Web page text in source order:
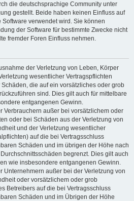
die deutschsprachige Community unter
gestellt. Beide haben keinen Einfluss auf
Software verwendet wird. Sie können
der Software für bestimmte Zwecke nicht
fremder Foren Einfluss nehmen.
der Verletzung von Leben, Körper
wesentlicher Vertragspflichten
die auf ein vorsätzliches oder grob
sind. Dies gilt auch für mittelbare
entgangenen Gewinn.
Verbrauchern außer bei vorsätzlichem oder
oder bei Schäden aus der Verletzung von
und der Verletzung wesentlicher
auf die bei Vertragsschluss
Schäden und im übrigen der Höhe nach
begrenzt. Dies gilt auch
wie insbesondere entgangenen Gewinn.
Unternehmern außer bei der Verletzung von
oder vorsätzlichem oder grob
Betreibers auf die bei Vertragsschluss
Schäden und im Übrigen der Höhe